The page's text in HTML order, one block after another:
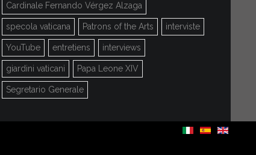
Cardinale Fernando Vérgez Alzaga
specola vaticana Patrons of the Arts interviste
YouTube entretiens interviews
giardini vaticani Papa Leone XIV
Segretario Generale